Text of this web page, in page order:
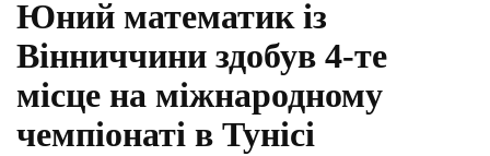
Юний математик із
Вінниччини здобув 4-те
місце на міжнародному
чемпіонаті в Тунісі